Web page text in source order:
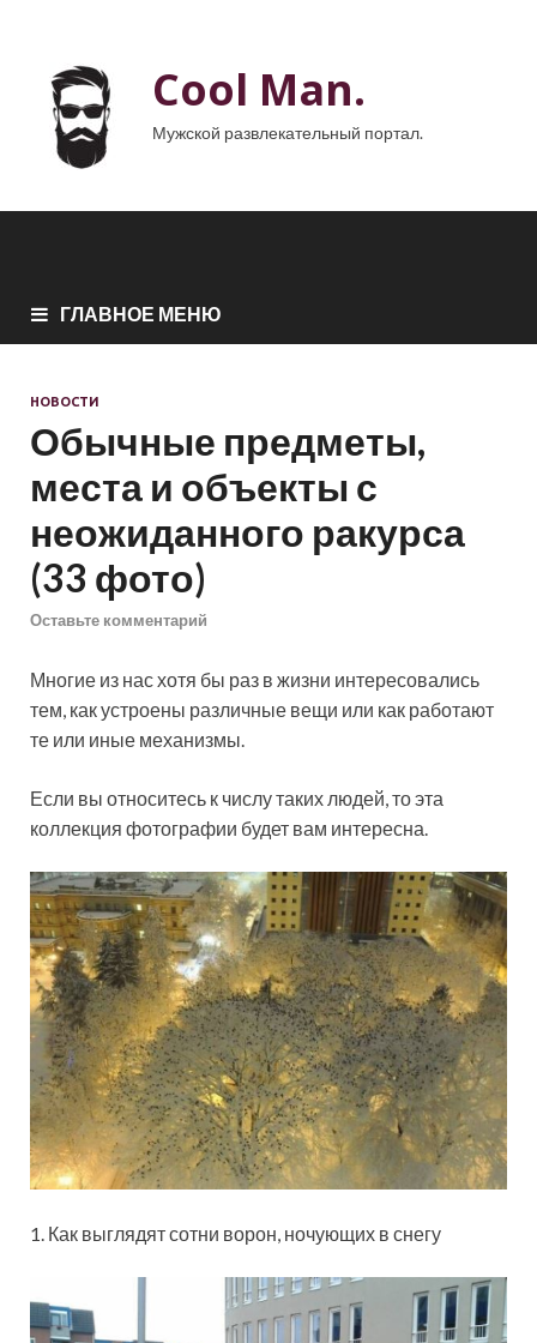
Cool Man.
Мужской развлекательный портал.
ГЛАВНОЕ МЕНЮ
НОВОСТИ
Обычные предметы,
места и объекты с
неожиданного ракурса
(33 фото)
Оставьте комментарий
Многие из нас хотя бы раз в жизни интересовались
тем, как устроены различные вещи или как работают
те или иные механизмы.
Если вы относитесь к числу таких людей, то эта
коллекция фотографии будет вам интересна.
1. Как выглядят сотни ворон, ночующих в снегу